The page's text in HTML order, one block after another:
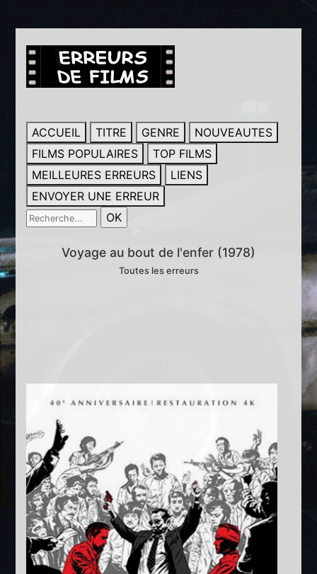
ACCUEIL TITRE GENRE
NOUVEAUTES
FILMS POPULAIRES
TOP FILMS
MEILLEURES ERREURS
LIENS
ENVOYER UNE ERREUR
Voyage au bout de l'enfer (1978)
Toutes les erreurs